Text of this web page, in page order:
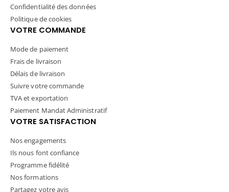
Confidentialité des données
Politique de cookies
VOTRE COMMANDE
Mode de paiement
Frais de livraison
Délais de livraison
Suivre votre commande
TVA et exportation
Paiement Mandat Administratif
VOTRE SATISFACTION
Nos engagements
Ils nous font confiance
Programme fidélité
Nos formations
Partagez votre avis